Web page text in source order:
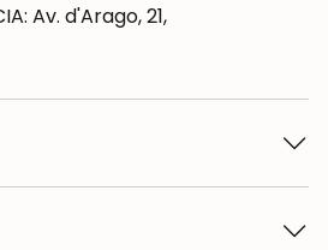
Av. d'Arago, 21,